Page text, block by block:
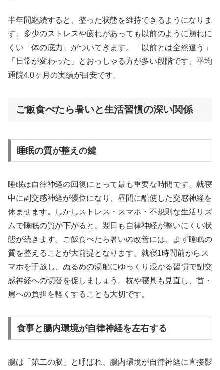
半年間継続すると、整った状態を維持できるようになりま
す。多少のストレスや疲れがあっても以前のように崩れに
くい「体の底力」がついてきます。「以前とは全然違う」
「日常が変わった」とおっしゃる方が多い段階です。平均
通院4.0ヶ月の実績が目安です。
ご飯食べたら暑いと生活習慣の深い関係
睡眠の質が整えの鍵
睡眠は自律神経の回復にとって最も重要な時間です。就寝
中に副交感神経が優位になり、昼間に酷使した交感神経を
休ませます。しかしストレス・スマホ・不規則な生活リズ
ムで睡眠の質が下がると、翌日も自律神経が整いにくい状
態が続きます。ご飯食べたら暑いの改善には、まず睡眠の
質を整えることが大前提となります。就寝1時間前からス
マホを手放し、ぬるめの湯船にゆっくり浸かる習慣で副交
感神経への切替を促しましょう。枕や寝具も見直し、首・
肩への負担を軽くすることも大切です。
食事と腸内環境が自律神経を左右する
腸は「第二の脳」と呼ばれ、腸内環境が自律神経に直接影